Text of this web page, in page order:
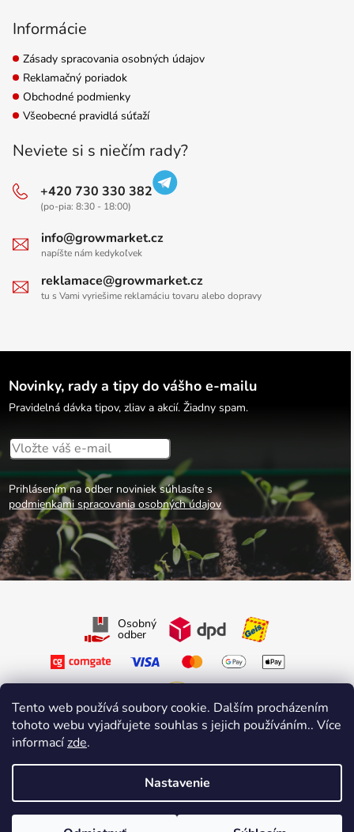
Tento web používá soubory cookie. Dalším procházením
tohoto webu vyjadřujete souhlas s jejich používáním.. Více
informacízde.
Nastavenie
Informácie
Zásady spracovania osobných údajov
Reklamačný poriadok
Obchodné podmienky
Všeobecné pravidlá súťaží
Neviete si s niečím rady?
+420 730 330 382
(po-pia: 8:30 - 18:00)
info@growmarket.cz
napíšte nám kedykoľvek
reklamace@growmarket.cz
tu s Vami vyriešime reklamáciu tovaru alebo dopravy
Novinky, rady a tipy do vášho e-mailu
Pravidelná dávka tipov, zliav a akcií. Žiadny spam.
Prihlásením na odber noviniek súhlasíte s
podmienkami spracovania osobných údajov
Osobný
odber
Vytvoril Shoptet Premium&sniperdesign.cz
Growmarket.cz